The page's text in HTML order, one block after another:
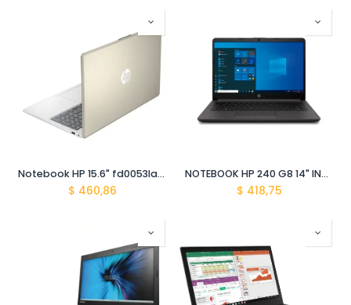
Notebook HP 15.6" fd0053laW11 core-i5 1235u 16gb ram/512gb ssd a47bmla#abm Dorado /Teclado-Mouse Marvo
$ 460,86
NOTEBOOK HP 240 G8 14" INTEL CELERON N4020/ 4GB / 1TB FREEDOS
$ 418,75